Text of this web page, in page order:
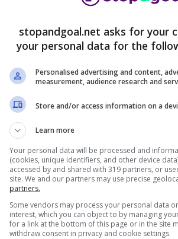
sulla sua pelle questa lezione
gratuitamente al PSG. Ecco
strategia per beffare le altre
ha forte necessità di
BBC, sancito dall’addio di
passa da Danilo, Bremer e
bene, ma serve ancora qualche
Sandro a fine stagione.
per il
stopandgoal.net asks for your
your personal data for the
Personalised advertising and content,
measurement, audience research and
Store and/or access information on a
Learn more
Your personal data will be processed and
(cookies, unique identifiers, and other device
accessed by and shared with 319 partners, or
site. We and our partners may use precise
partners.
Some vendors may process your personal data
interest, which you can object to by managing
for a link at the bottom of this page or in the site
withdraw consent in privacy and cookie settings.